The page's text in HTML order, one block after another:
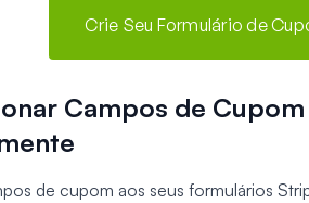
Crie Seu Formulário de
Campos de
de cupom aos seus formulários